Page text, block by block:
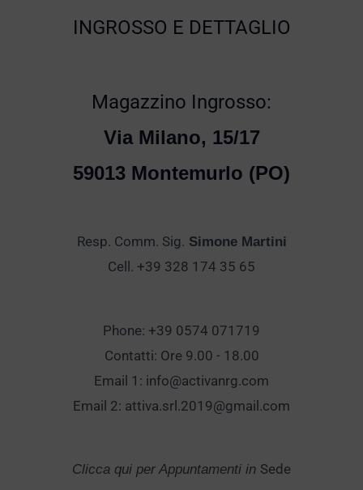
INGROSSO E DETTAGLIO
Magazzino Ingrosso:
Via Milano, 15/17
59013 Montemurlo (PO)
Resp. Comm. Sig. Simone Martini
Cell. +39 328 174 35 65
Phone: +39 0574 071719
Contatti: Ore 9.00 - 18.00
Email 1: info@activanrg.com
Email 2: attiva.srl.2019@gmail.com
Clicca qui per Appuntamenti in Sede